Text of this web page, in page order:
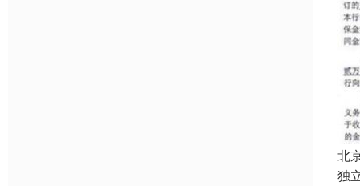
北
独